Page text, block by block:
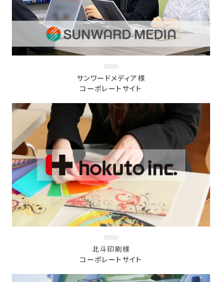
サンワードメディア様
コーポレートサイト
北斗印刷様
コーポレートサイト